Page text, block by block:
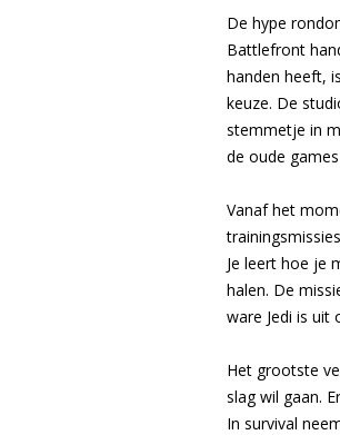
De hype
Battlefront
handen heeft,
keuze. De
stemmetje in
de oude
Vanaf het
Je leert hoe je
halen. De
ware Jedi is uit
Het grootste
slag wil gaan.
In survival